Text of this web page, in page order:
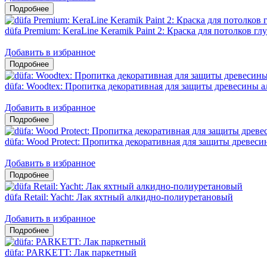
düfa Premium: KeraLine Keramik Paint 2: Краска для потолков
Добавить в избранное
düfa: Woodtex: Пропитка декоративная для защиты древесины
Добавить в избранное
düfa: Wood Protect: Пропитка декоративная для защиты
Добавить в избранное
düfa Retail: Yacht: Лак яхтный алкидно-полиуретановый
Добавить в избранное
düfa: PARKETT: Лак паркетный